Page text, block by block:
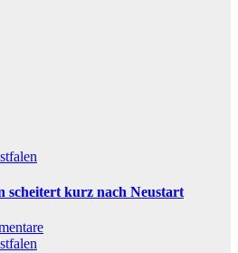
scheitert kurz nach Neustart